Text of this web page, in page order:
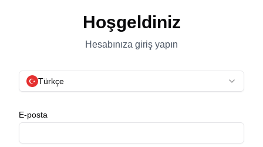
Hoşgeldiniz
Hesabınıza giriş yapın
Türkçe
E-posta